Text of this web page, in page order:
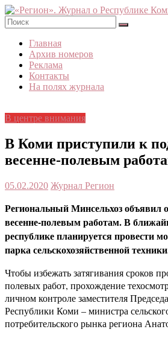
Skip
to
content
«Регион».
Журнал
Республике
Коми
Главная
Архив номеров
Реклама
Контакты
На полях журнала
В центре внимания
В Коми приступили к
весенне-полевым
05.02.2020 Журнал Регион
Региональный Минсельхоз объявил
весенне-полевым работам. В
республике планируется провести
парка сельскохозяйственной
Чтобы избежать затягивания сроков
полевых работ, прохождение
личном контроле заместителя
Республики Коми – министра
потребительского рынка региона